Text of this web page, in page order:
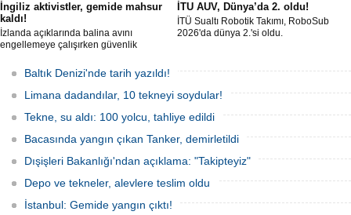
İngiliz aktivistler, gemide mahsur
kaldı!
İzlanda açıklarında balina avını
engellemeye çalışırken güvenlik
protesto gemisindeki 21 çevre aktivisti,
günlerdir gemiden çıkmalarına izin
verilmediğini ve temel haklarının ihlal
edildiğini öne sürdü. Mürettebatta iki
Britanyalı aktivist de bulunuyor.
İTU AUV, Dünya’da 2. oldu!
İTÜ Sualtı Robotik Takımı, RoboSub
2026'da dünya 2.'si oldu.
Baltık Denizi'nde tarih yazıldı!
Limana dadandılar, 10 tekneyi soydular!
Tekne, su aldı: 100 yolcu, tahliye edildi
Bacasında yangın çıkan Tanker, demirletildi
Dışişleri Bakanlığı'ndan açıklama: "Takipteyiz"
Depo ve tekneler, alevlere teslim oldu
İstanbul: Gemide yangın çıktı!